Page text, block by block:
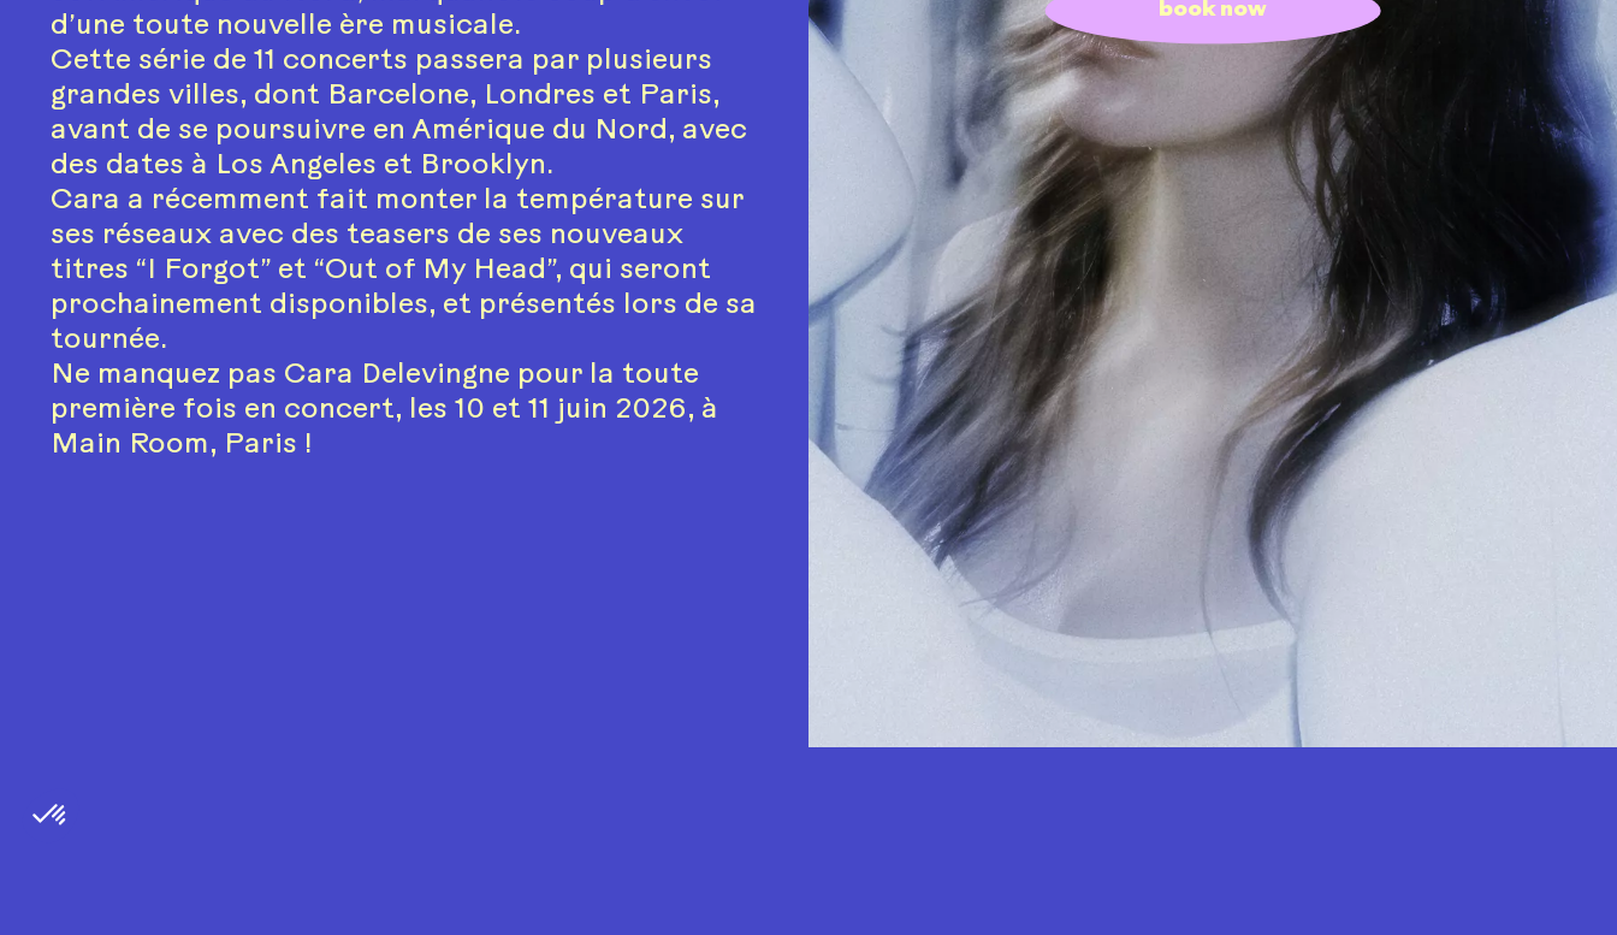
book now
d’une toute nouvelle ère musicale.
Cette série de 11 concerts passera par plusieurs
grandes villes, dont Barcelone, Londres et Paris,
avant de se poursuivre en Amérique du Nord, avec
des dates à Los Angeles et Brooklyn.
Cara a récemment fait monter la température sur
ses réseaux avec des teasers de ses nouveaux
titres “I Forgot” et “Out of My Head”, qui seront
prochainement disponibles, et présentés lors de sa
tournée.
Ne manquez pas Cara Delevingne pour la toute
première fois en concert, les 10 et 11 juin 2026, à
Main Room, Paris !